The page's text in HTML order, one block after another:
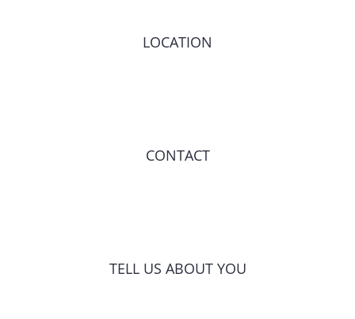
LOCATION
CONTACT
TELL US ABOUT YOU